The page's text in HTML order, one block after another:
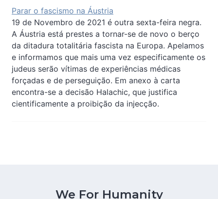
Parar o fascismo na Áustria
19 de Novembro de 2021 é outra sexta-feira negra.
A Áustria está prestes a tornar-se de novo o berço
da ditadura totalitária fascista na Europa. Apelamos
e informamos que mais uma vez especificamente os
judeus serão vítimas de experiências médicas
forçadas e de perseguição. Em anexo à carta
encontra-se a decisão Halachic, que justifica
cientificamente a proibição da injecção.
We For Humanity